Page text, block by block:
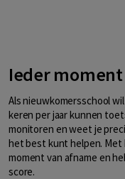
Ieder
Als nieuwkomersschool
keren per jaar kunnen
monitoren en weet je
het best kunt helpen. Met
moment van afname en
score.